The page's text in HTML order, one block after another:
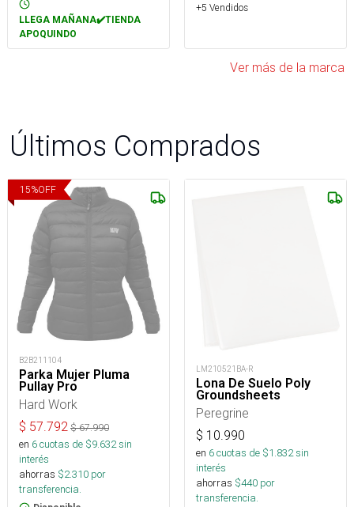
LLEGA MAÑANA✔️TIENDA
APOQUINDO
+5 Vendidos
Ver más de la marca
Últimos Comprados
15%OFF
B2B211104
Parka Mujer Pluma
Pullay Pro
Hard Work
$ 57.792 $67.990
en 6cuotas de $9.632sin
interés
ahorras $2.310 por
transferencia.
LM210521BA-R
Lona De Suelo Poly
Groundsheets
Peregrine
$ 10.990
en 6cuotas de $1.832sin
interés
ahorras $440 por
transferencia.